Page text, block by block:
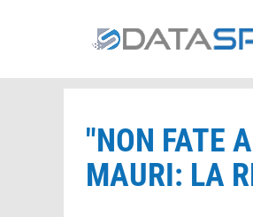
"NON FATE
MAURI: LA